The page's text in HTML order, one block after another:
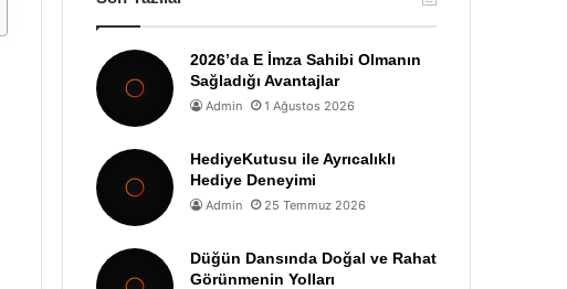
2026’da E İmza Sahibi Olmanın
Sağladığı Avantajlar
Admin 1 Ağustos 2026
HediyeKutusu ile Ayrıcalıklı
Hediye Deneyimi
Admin 25 Temmuz 2026
Düğün Dansında Doğal ve Rahat
Görünmenin Yolları